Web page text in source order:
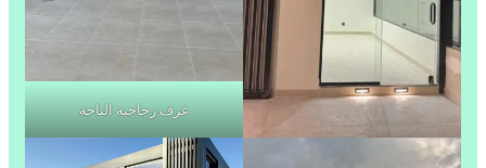
غرف زجاجية الباحة